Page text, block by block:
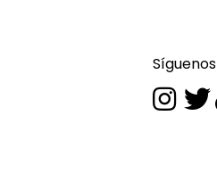
Síguenos